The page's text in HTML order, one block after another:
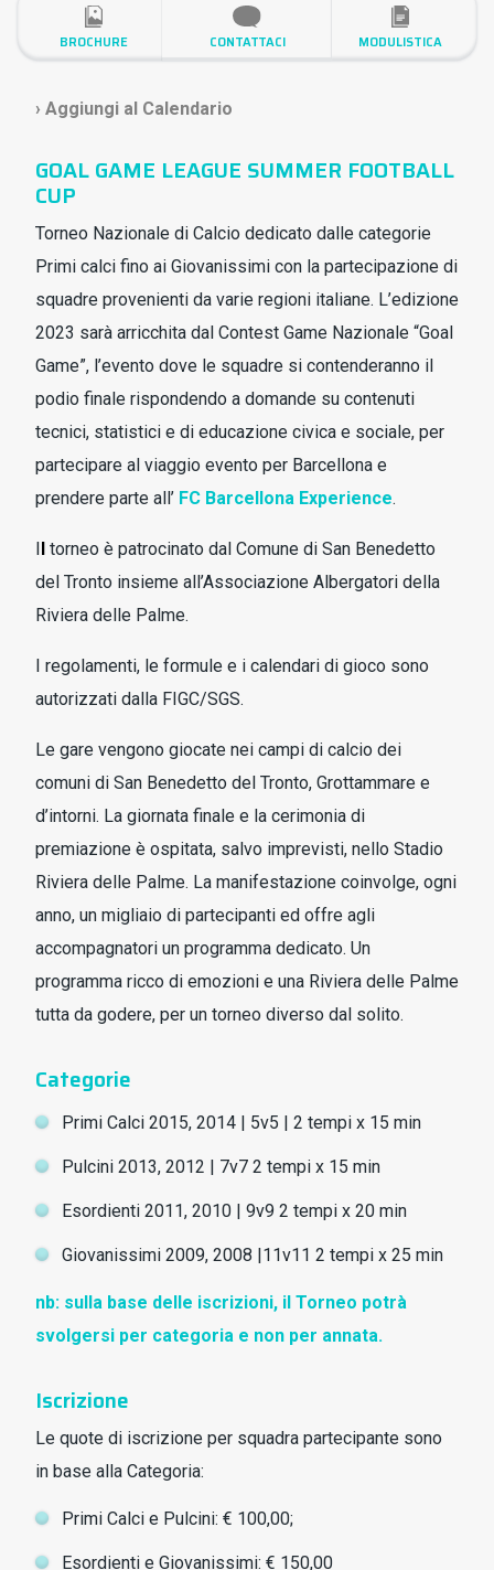
BROCHURE MODULISTICA
CONTATTACI
› Aggiungi al Calendario
GOAL GAME LEAGUE SUMMER FOOTBALL
CUP
Torneo Nazionale di Calcio dedicato dalle categorie
Primi calci fino ai Giovanissimi con la partecipazione di
squadre provenienti da varie regioni italiane. L’edizione
2023 sarà arricchita dal Contest Game Nazionale “Goal
Game”, l’evento dove le squadre si contenderanno il
podio finale rispondendo a domande su contenuti
tecnici, statistici e di educazione civica e sociale, per
partecipare al viaggio evento per Barcellona e
prendere parte all’ FC Barcellona Experience.
torneo è patrocinato dal Comune di San Benedetto
del Tronto insieme all’Associazione Albergatori della
Riviera delle Palme.
I regolamenti, le formule e i calendari di gioco sono
autorizzati dalla FIGC/SGS.
Le gare vengono giocate nei campi di calcio dei
comuni di San Benedetto del Tronto, Grottammare e
d’intorni. La giornata finale e la cerimonia di
premiazione è ospitata, salvo imprevisti, nello Stadio
Riviera delle Palme. La manifestazione coinvolge, ogni
anno, un migliaio di partecipanti ed offre agli
accompagnatori un programma dedicato. Un
programma ricco di emozioni e una Riviera delle Palme
tutta da godere, per un torneo diverso dal solito.
Categorie
Primi Calci 2015, 2014 | 5v5 | 2 tempi x 15 min
Pulcini 2013, 2012 | 7v7 2 tempi x 15 min
Esordienti 2011, 2010 | 9v9 2 tempi x 20 min
Giovanissimi 2009, 2008 |11v11 2 tempi x 25 min
nb: sulla base delle iscrizioni, il Torneo potrà
svolgersi per categoria e non per annata.
Iscrizione
Le quote di iscrizione per squadra partecipante sono
in base alla Categoria:
Primi Calci e Pulcini: € 100,00;
Esordienti e Giovanissimi: € 150,00